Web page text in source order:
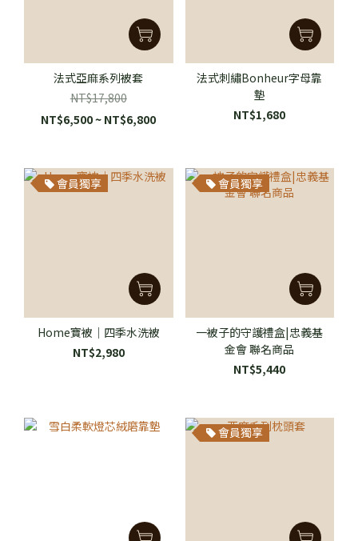
法式亞麻系列被套
NT$17,800
NT$6,500 ~ NT$6,800
法式刺繡Bonheur字母靠
墊
NT$1,680
會員獨享
Home寶被｜四季水洗被
NT$2,980
會員獨享
一被子的守護禮盒|忠義基
金會 聯名商品
NT$5,440
會員獨享